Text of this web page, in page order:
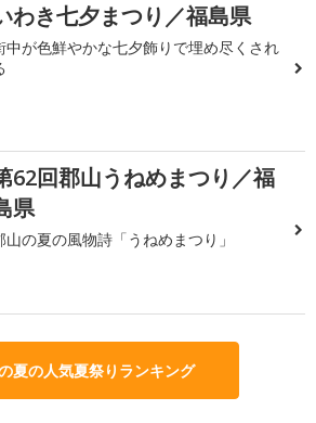
わき七夕まつり／福島県
中が色鮮やかな七夕飾りで埋め尽くされ
62回郡山うねめまつり／福
県
山の夏の風物詩「うねめまつり」
夏の人気夏祭りランキング